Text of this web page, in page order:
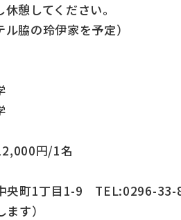
憩してください。
脇の玲伊家を予定）
円/1名
町1丁目1-9 TEL:0296-33-
す）